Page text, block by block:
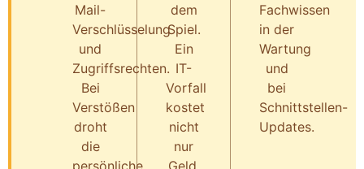
Mail-
Verschlüsselung
und
Zugriffsrechten.
Bei
Verstößen
droht
die
dem
Spiel.
Ein
IT-
Vorfall
kostet
nicht
nur
Fachwissen
in der
Wartung
und
bei
Schnittstellen-
Updates.